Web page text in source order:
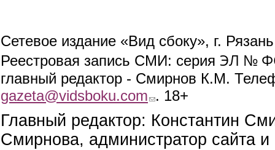
Сетевое издание «Вид сбоку», г.
Реестровая запись СМИ: серия ЭЛ №
главный редактор - Смирнов К.М.
gazeta@vidsboku.com (link sends e-mail)
. 18+
Главный редактор: Константин
Смирнова, администратор сайта